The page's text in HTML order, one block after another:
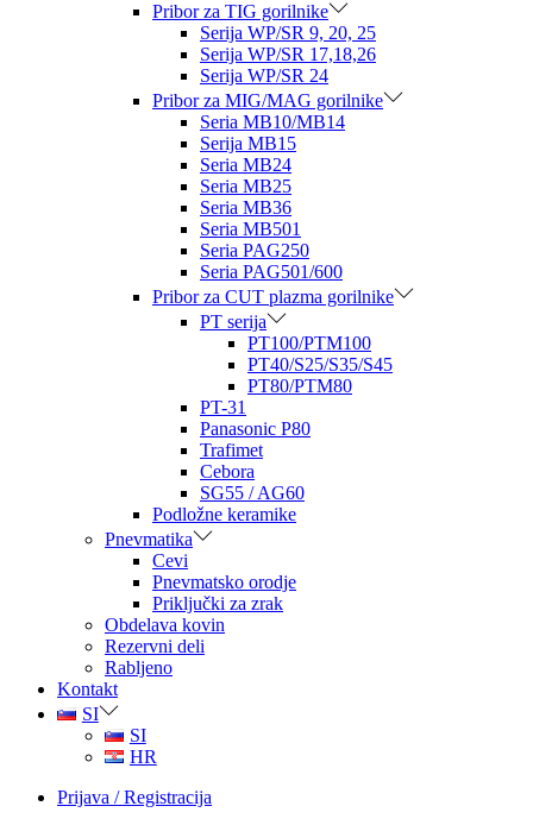
Pribor za TIG gorilnike
Serija WP/SR 9, 20, 25
Serija WP/SR 17,18,26
Serija WP/SR 24
Pribor za MIG/MAG gorilnike
Seria MB10/MB14
Serija MB15
Seria MB24
Seria MB25
Seria MB36
Seria MB501
Seria PAG250
Seria PAG501/600
Pribor za CUT plazma gorilnike
PT serija
PT100/PTM100
PT40/S25/S35/S45
PT80/PTM80
PT-31
Panasonic P80
Trafimet
Cebora
SG55 / AG60
Podložne keramike
Pnevmatika
Cevi
Pnevmatsko orodje
Priključki za zrak
Obdelava kovin
Rezervni deli
Rabljeno
Kontakt
SI
SI
HR
Prijava / Registracija